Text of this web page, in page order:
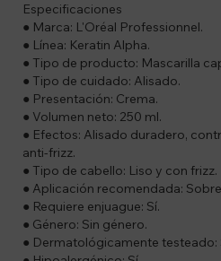
Especificaciones
● Marca: L'Oréal Professionnel.
● Línea: Keratin Alpha.
● Tipo de producto: Mascarilla
● Tipo de cuidado: Alisado.
● Presentación: Crema.
● Volumen neto: 250 ml.
● Efectos: Alisado duradero,
anti-frizz.
● Tipo de cabello: Liso y con frizz.
● Aplicación recomendada:
● Requiere enjuague: Sí.
● Género: Sin género.
● Dermatológicamente testeado: